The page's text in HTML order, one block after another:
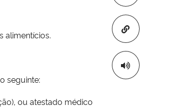
Copiar para
alimentícios.
seguinte:
ou atestado médico